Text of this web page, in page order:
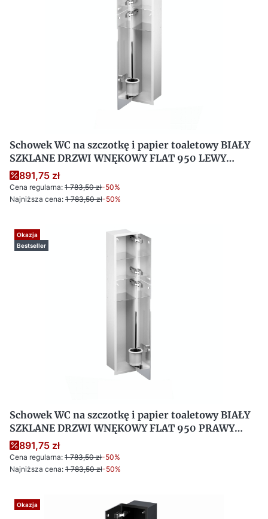
Schowek WC na szczotkę i papier toaletowy BIAŁY
SZKLANE DRZWI WNĘKOWY FLAT 950 LEWY
OUTLET
891,75 zł
Cena regularna: 1 783,50 zł-50%
Najniższa cena: 1 783,50 zł-50%
Okazja
Bestseller
Schowek WC na szczotkę i papier toaletowy BIAŁY
SZKLANE DRZWI WNĘKOWY FLAT 950 PRAWY
OUTLET
891,75 zł
Cena regularna: 1 783,50 zł-50%
Najniższa cena: 1 783,50 zł-50%
Okazja